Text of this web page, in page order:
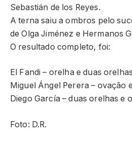
Sebastián de los Reyes.
A terna saiu a ombros pelo
de Olga Jiménez e Hermanos
O resultado completo, foi:
El Fandi – orelha e duas orelhas
Miguel Ángel Perera – ovação
Diego García – duas orelhas e
Foto: D.R.